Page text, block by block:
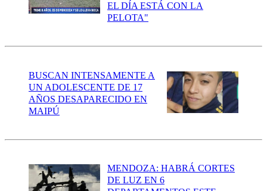
EL DÍA ESTÁ CON LA
PELOTA"
BUSCAN INTENSAMENTE A
UN ADOLESCENTE DE 17
AÑOS DESAPARECIDO EN
MAIPÚ
MENDOZA: HABRÁ CORTES
DE LUZ EN 6